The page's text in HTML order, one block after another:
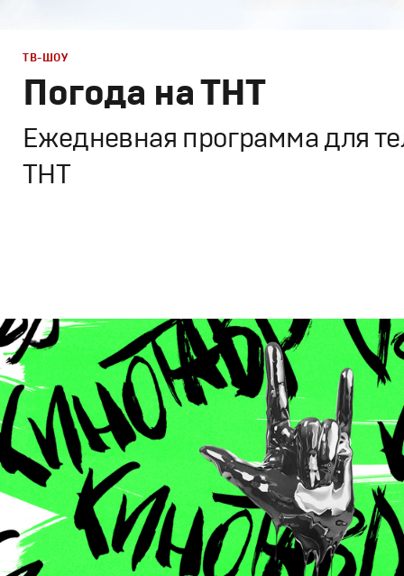
Погода на ТНТ
Ежедневная программа для
ТНТ
Дизайн ,ТВ-Шоу
Графический дизайн,Моушн-дизайн,Полный цикл ,
ТВ-ШОУ